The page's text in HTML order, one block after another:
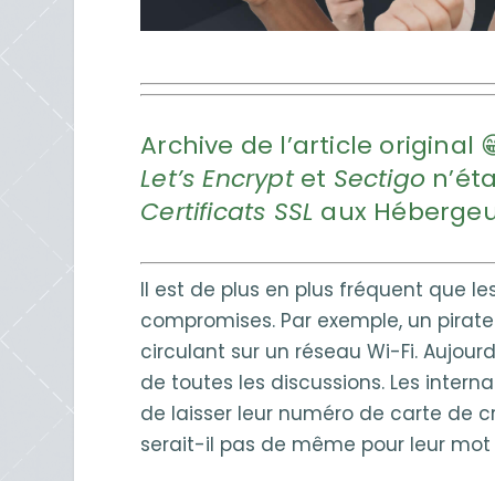
Archive de l’article original
Let’s Encryptet Sectigo
Certificats SSL aux
Il est de plus en plus fréquent que
compromises. Par exemple, un
circulant sur un réseau Wi-Fi.
de toutes les discussions. Les
de laisser leur numéro de carte de
serait-il pas de même pour leur mot